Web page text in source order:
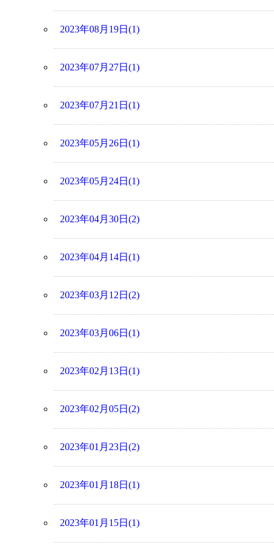
2023年08月19日(1)
2023年07月27日(1)
2023年07月21日(1)
2023年05月26日(1)
2023年05月24日(1)
2023年04月30日(2)
2023年04月14日(1)
2023年03月12日(2)
2023年03月06日(1)
2023年02月13日(1)
2023年02月05日(2)
2023年01月23日(2)
2023年01月18日(1)
2023年01月15日(1)